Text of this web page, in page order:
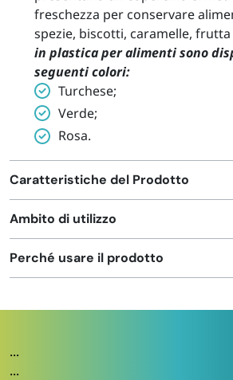
freschezza per conservare
spezie, biscotti, caramelle,
in plastica per alimenti sono
seguenti colori:
Turchese;
Verde;
Rosa.
Caratteristiche del Prodotto
Ambito di utilizzo
Perché usare il prodotto
...
...